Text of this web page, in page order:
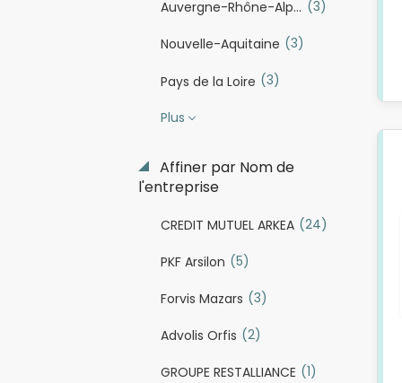
Auvergne-Rhône-Alpes (3)
Nouvelle-Aquitaine (3)
Pays de la Loire (3)
Plus
Affiner par Nom de
l'entreprise
CREDIT MUTUEL ARKEA (24)
PKF Arsilon (5)
Forvis Mazars (3)
Advolis Orfis (2)
GROUPE RESTALLIANCE (1)